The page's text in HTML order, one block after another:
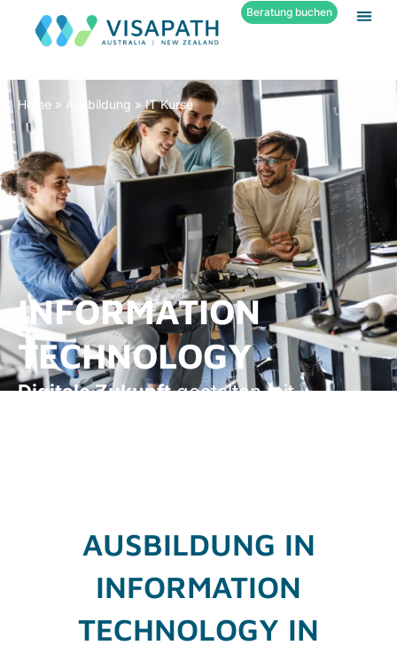
Beratung buchen
Home » Ausbildung »IT Kurse
INFORMATION
TECHNOLOGY
Digitale Zukunftgestalten mit
AUSBILDUNG IN
INFORMATION
TECHNOLOGY IN